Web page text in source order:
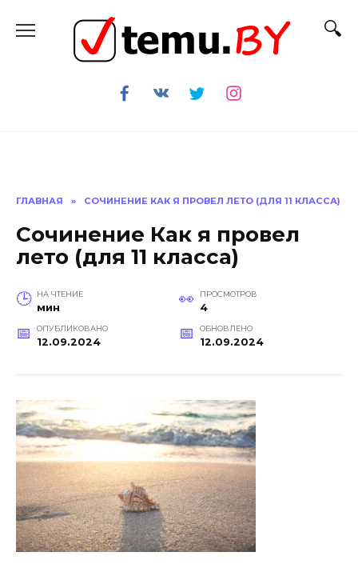
содержанию
ГЛАВНАЯ » СОЧИНЕНИЕ КАК Я ПРОВЕЛ ЛЕТО (ДЛЯ 11 КЛАССА)
Сочинение Как я провел
лето (для 11 класса)
НА ЧТЕНИЕ
мин
ПРОСМОТРОВ
4
ОПУБЛИКОВАНО
12.09.2024
ОБНОВЛЕНО
12.09.2024